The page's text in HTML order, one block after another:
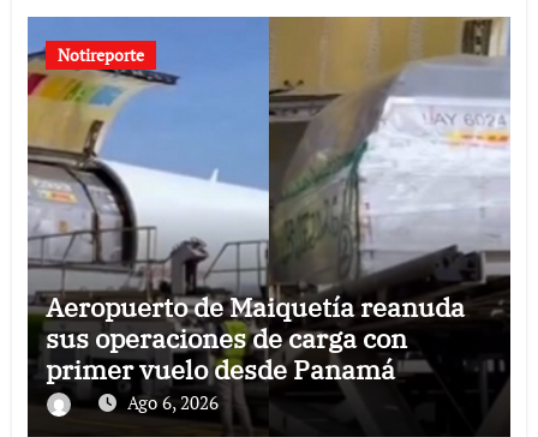
Notireporte
Aeropuerto de Maiquetía reanuda
sus operaciones de carga con
primer vuelo desde Panamá
Ago 6, 2026